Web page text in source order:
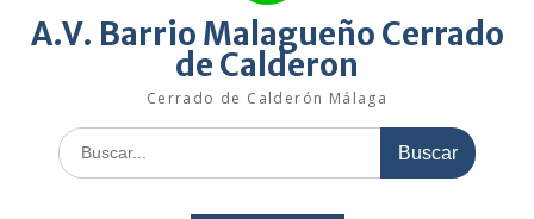
A.V. Barrio Malagueño Cerrado
de Calderon
Cerrado de Calderón Málaga
Buscar: